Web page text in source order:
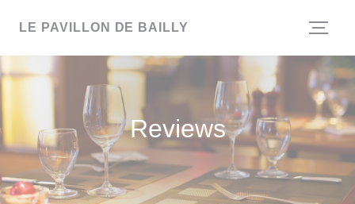
LE PAVILLON DE BAILLY
Reviews